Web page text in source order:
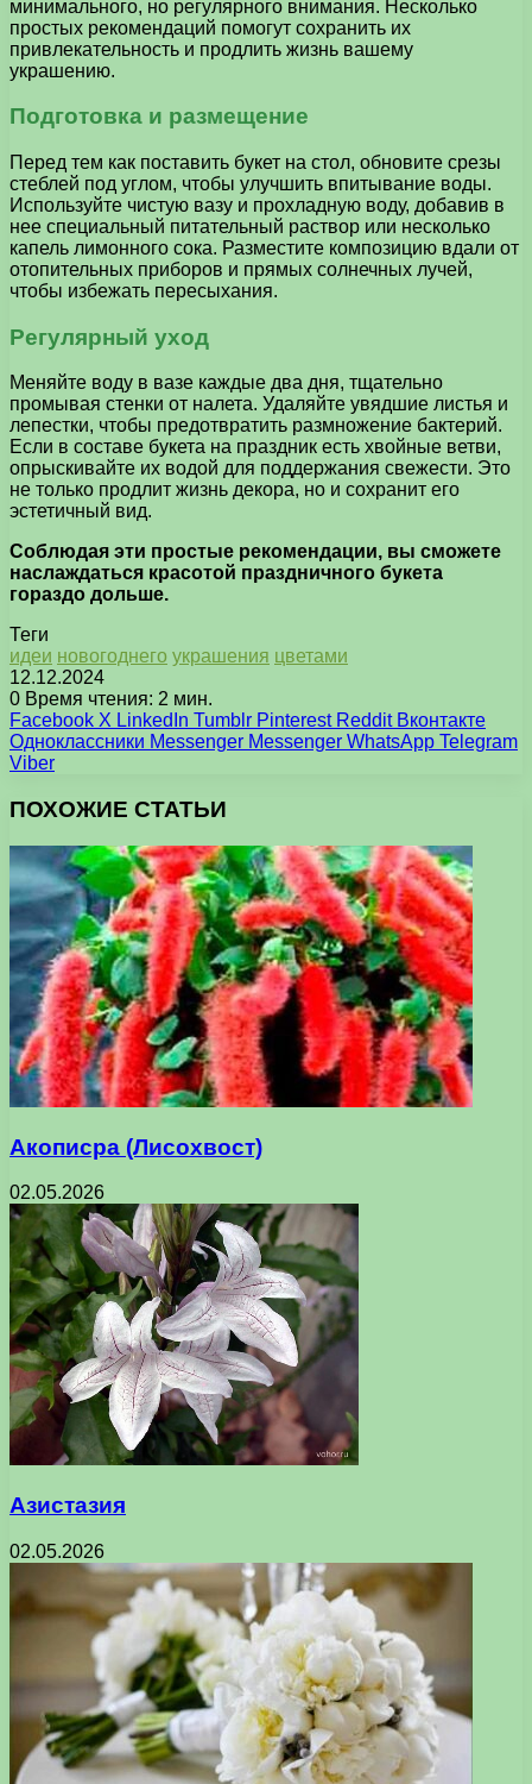
минимального, но регулярного внимания. Несколько
простых рекомендаций помогут сохранить их
привлекательность и продлить жизнь вашему
украшению.
Подготовка и размещение
Перед тем как поставить букет на стол, обновите срезы
стеблей под углом, чтобы улучшить впитывание воды.
Используйте чистую вазу и прохладную воду, добавив в
нее специальный питательный раствор или несколько
капель лимонного сока. Разместите композицию вдали от
отопительных приборов и прямых солнечных лучей,
чтобы избежать пересыхания.
Регулярный уход
Меняйте воду в вазе каждые два дня, тщательно
промывая стенки от налета. Удаляйте увядшие листья и
лепестки, чтобы предотвратить размножение бактерий.
Если в составе букета на праздник есть хвойные ветви,
опрыскивайте их водой для поддержания свежести. Это
не только продлит жизнь декора, но и сохранит его
эстетичный вид.
Соблюдая эти простые рекомендации, вы сможете
наслаждаться красотой праздничного букета
гораздо дольше.
Теги
идеи новогоднего украшения цветами
12.12.2024
0 Время чтения: 2 мин.
Facebook X LinkedIn Tumblr Pinterest Reddit Вконтакте
Одноклассники Messenger Messenger WhatsApp Telegram
Viber
ПОХОЖИЕ СТАТЬИ
Акописра (Лисохвост)
02.05.2026
Азистазия
02.05.2026